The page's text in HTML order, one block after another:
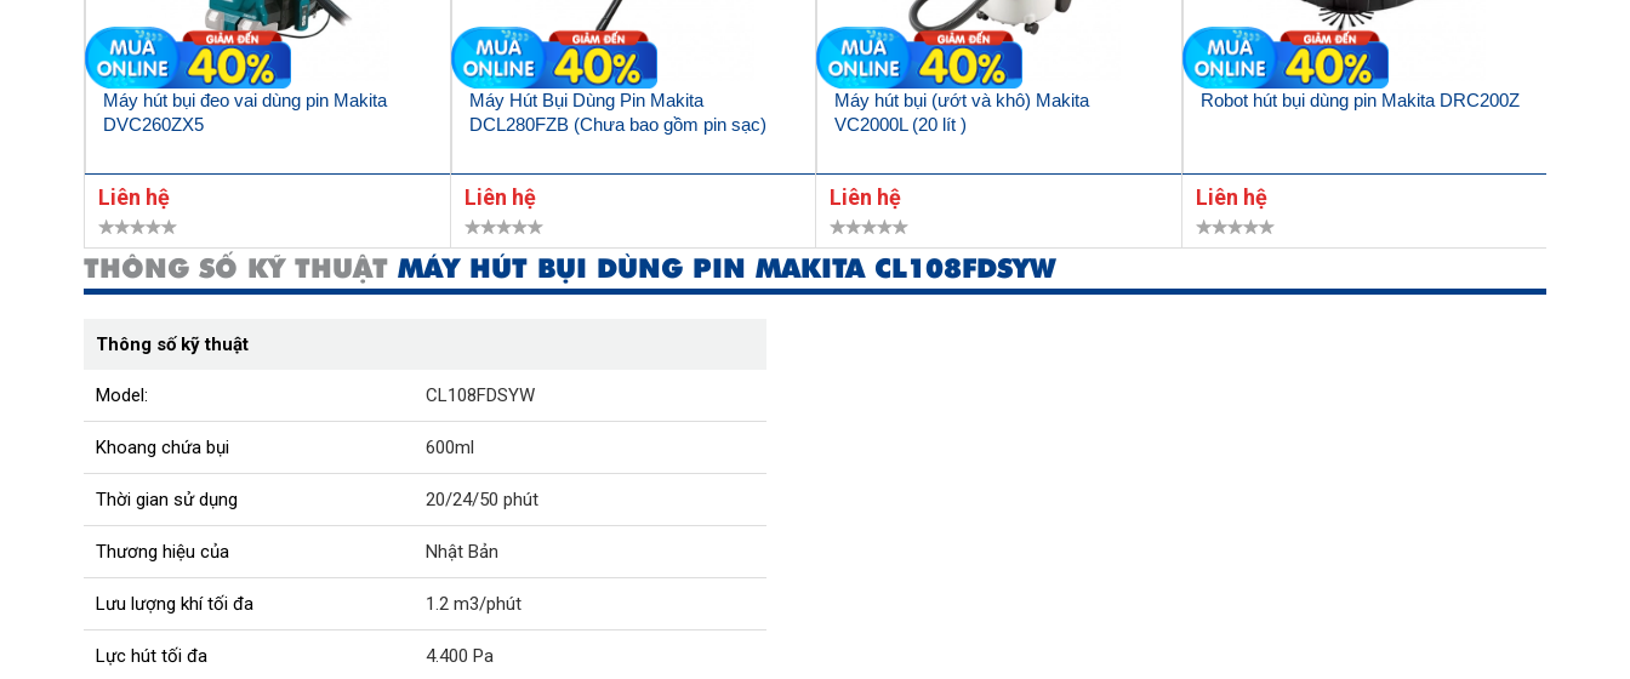
Máy hút bụi đeo vai dùng pin Makita
DVC260ZX5
Liên hệ
Máy Hút Bụi Dùng Pin Makita
DCL280FZB (Chưa bao gồm pin sạc)
Liên hệ
Máy hút bụi (ướt và khô) Makita
VC2000L (20 lít )
Liên hệ
Robot hút bụi dùng pin Makita DRC200Z
Liên hệ
THÔNG SỐ KỸ THUẬT MÁY HÚT BỤI DÙNG PIN MAKITA CL108FDSYW
Thông số kỹ thuật
Model: CL108FDSYW
Khoang chứa bụi 600ml
Thời gian sử dụng 20/24/50 phút
Thương hiệu của Nhật Bản
Lưu lượng khí tối đa 1.2 m3/phút
Lực hút tối đa 4.400 Pa